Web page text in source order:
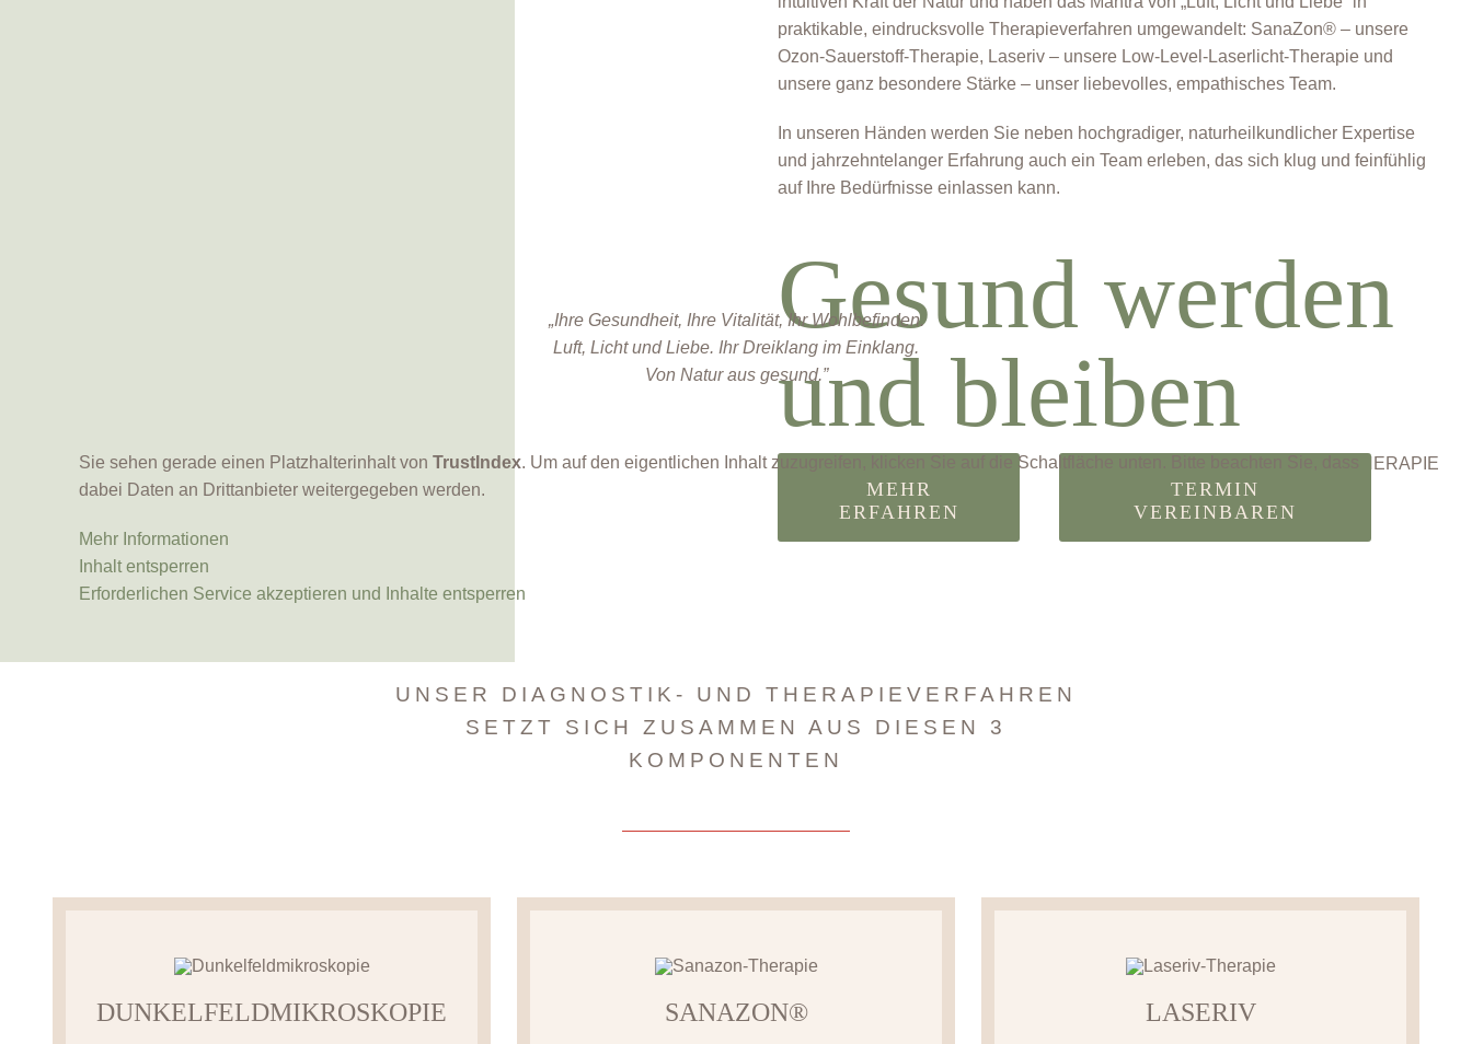
praktikable, eindrucksvolle Therapieverfahren umgewandelt: SanaZon® – unsere
Ozon-Sauerstoff-Therapie, Laseriv – unsere Low-Level-Laserlicht-Therapie und
unsere ganz besondere Stärke – unser liebevolles, empathisches Team.
In unseren Händen werden Sie neben hochgradiger, naturheilkundlicher Expertise
und jahrzehntelanger Erfahrung auch ein Team erleben, das sich klug und feinfühlig
auf Ihre Bedürfnisse einlassen kann.
Gesund werden
und bleiben
MEHR
ERFAHREN
TERMIN
VEREINBAREN
„Ihre Gesundheit, Ihre Vitalität, Ihr Wohlbefinden.
Luft, Licht und Liebe. Ihr Dreiklang im Einklang.
Von Natur aus gesund.”
Sie sehen gerade einen Platzhalterinhalt von TrustIndex. Um auf den eigentlichen Inhalt zuzugreifen, klicken Sie auf die Schaltfläche unten. Bitte beachten Sie, dass
dabei Daten an Drittanbieter weitergegeben werden.
Mehr Informationen
Inhalt entsperren
Erforderlichen Service akzeptieren und Inhalte entsperren
UNSER DIAGNOSTIK- UND THERAPIEVERFAHREN
SETZT SICH ZUSAMMEN AUS DIESEN 3
KOMPONENTEN
DUNKELFELD­MIKROSKOPIE SANAZON® LASERIV